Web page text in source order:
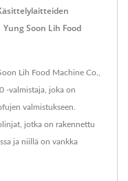
Soon Lih Food
Lih Food Machine Co.,
-valmistaja, joka on
valmistukseen.
jotka on rakennettu
ja niillä on vankka